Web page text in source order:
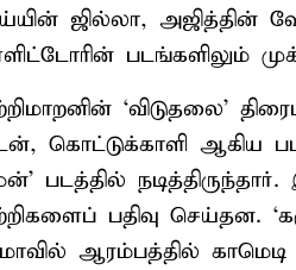
ஜில்லா, அஜித்தின்
படங்களிலும்
‘விடுதலை’
கொட்டுக்காளி ஆகிய
படத்தில்
பதிவு செய்தன.
ஆரம்பத்தில்